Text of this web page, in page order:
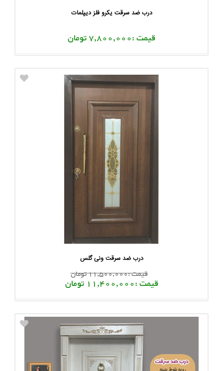
درب ضد سرقت یکرو فلز دیپلمات
قیمت :7,800,000 تومان
درب ضد سرقت ونی گلس
قیمت :11,500,000 تومان
قیمت :11,400,000 تومان